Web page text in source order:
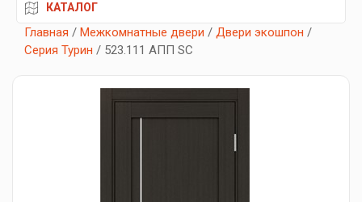
КАТАЛОГ
Главная / Межкомнатные двери / Двери экошпон /
Серия Турин / 523.111 АПП SC